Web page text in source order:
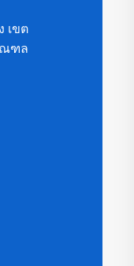
เขต
ณฑล